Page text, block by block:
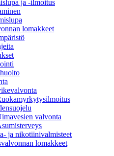
ja -ilmoitus
lomakkeet
valvonta
ja nikotiinivalmisteet
lomakkeet